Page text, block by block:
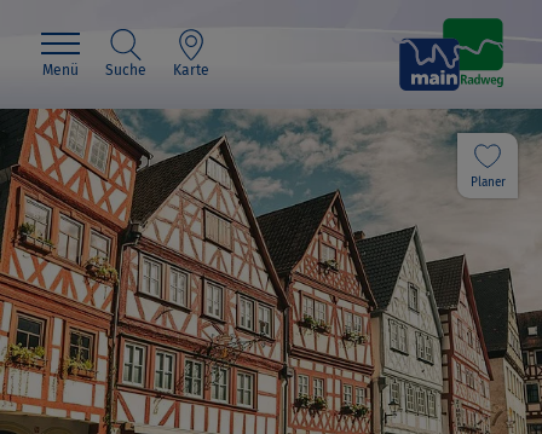
Menü Suche Karte
Planer